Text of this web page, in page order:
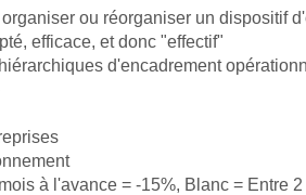
ou réorganiser un dispositif
efficace, et donc "effectif"
d'encadrement
à l'avance = -15%, Blanc = Entre